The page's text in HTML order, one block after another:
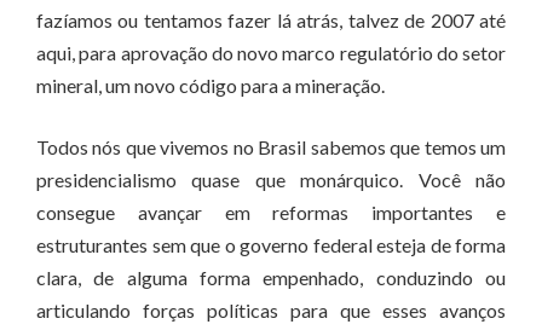
fazíamos ou tentamos fazer lá atrás, talvez de 2007 até
aqui, para aprovação do novo marco regulatório do setor
mineral, um novo código para a mineração.
Todos nós que vivemos no Brasil sabemos que temos um
presidencialismo quase que monárquico. Você não
consegue avançar em reformas importantes e
estruturantes sem que o governo federal esteja de forma
clara, de alguma forma empenhado, conduzindo ou
articulando forças políticas para que esses avanços